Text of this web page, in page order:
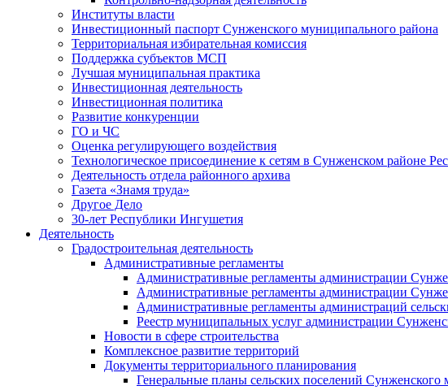
Институты власти
Инвестиционный паспорт Сунженского муниципального района
Территориальная избирательная комиссия
Поддержка субъектов МСП
Лучшая муниципальная практика
Инвестиционная деятельность
Инвестиционная политика
Развитие конкуренции
ГО и ЧС
Оценка регулирующего воздействия
Технологическое присоединение к сетям в Сунженском районе
Деятельность отдела районного архива
Газета «Знамя труда»
Другое Дело
30-лет Республики Ингушетия
Деятельность
Градостроительная деятельность
Административные регламенты
Административные регламенты администрации
Административные регламенты администрации
Административные регламенты администраций
Реестр муниципальных услуг администрации
Новости в сфере строительства
Комплексное развитие территорий
Документы территориального планирования
Генеральные планы сельских поселений Сунженского